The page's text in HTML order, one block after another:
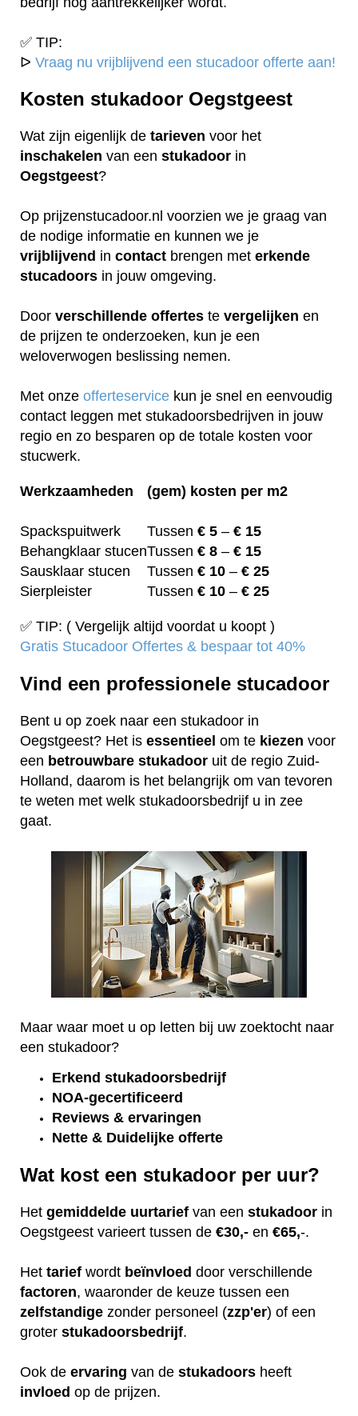
✅ TIP:
ᐅ Vraag nu vrijblijvend een stucadoor offerte aan!
Kosten stukadoor Oegstgeest
Wat zijn eigenlijk de tarieven voor het
inschakelen van een stukadoor in
Oegstgeest?
Op prijzenstucadoor.nl voorzien we je graag van
de nodige informatie en kunnen we je
vrijblijvend in contact brengen met erkende
stucadoors in jouw omgeving.
Door verschillende offertes te vergelijken en
de prijzen te onderzoeken, kun je een
weloverwogen beslissing nemen.
Met onze offerteservice kun je snel en eenvoudig
contact leggen met stukadoorsbedrijven in jouw
regio en zo besparen op de totale kosten voor
stucwerk.
Werkzaamheden (gem) kosten per m2
Spackspuitwerk Tussen € 5 – € 15
Behangklaar stucenTussen € 8 – € 15
Sausklaar stucen
Tussen € 10 – € 25
Sierpleister
Tussen € 10 – € 25
✅ TIP: ( Vergelijk altijd voordat u koopt )
Gratis Stucadoor Offertes & bespaar tot 40%
Vind een professionele stucadoor
Bent u op zoek naar een stukadoor in
Oegstgeest? Het is essentieel om te kiezen voor
een betrouwbare stukadoor uit de regio Zuid-
Holland, daarom is het belangrijk om van tevoren
te weten met welk stukadoorsbedrijf u in zee
gaat.
Maar waar moet u op letten bij uw zoektocht naar
een stukadoor?
Erkend stukadoorsbedrijf
NOA-gecertificeerd
Reviews & ervaringen
Nette & Duidelijke offerte
Wat kost een stukadoor per uur?
Het gemiddelde uurtarief van een stukadoor in
Oegstgeest varieert tussen de €30,- en €65,-.
Het tarief wordt beïnvloed door verschillende
factoren, waaronder de keuze tussen een
zelfstandige zonder personeel (zzp'er) of een
groter stukadoorsbedrijf.
Ook de ervaring van de stukadoors heeft
invloed op de prijzen.